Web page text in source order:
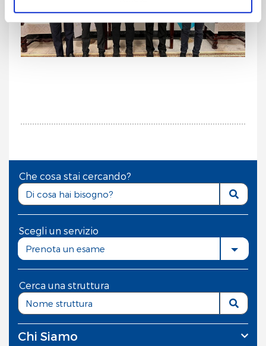
Chiudendo questo banner o utilizzando il pulsante
Che cosa stai cercando?
Scegli un servizio
Prenota un esame
Cerca una struttura
Chi Siamo